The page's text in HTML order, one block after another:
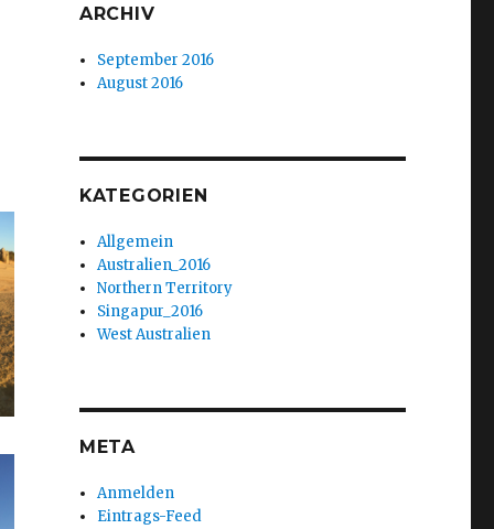
ARCHIV
September 2016
August 2016
KATEGORIEN
Allgemein
Australien_2016
Northern Territory
Singapur_2016
West Australien
META
Anmelden
Eintrags-Feed